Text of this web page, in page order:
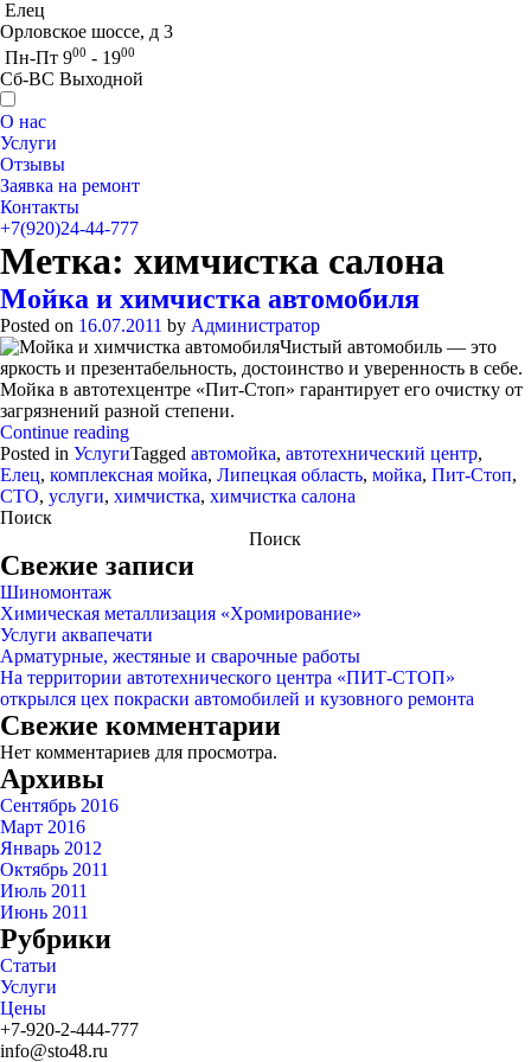
Елец
Орловское шоссе, д 3
Пн-Пт 900 - 1900
Сб-ВС Выходной
О нас
Услуги
Отзывы
Заявка на ремонт
Контакты
+7(920)24-44-777
Метка: химчистка салона
Мойка и химчистка автомобиля
Posted on 16.07.2011 by Администратор
Чистый автомобиль — это
яркость и презентабельность, достоинство и уверенность в себе.
Мойка в автотехцентре «Пит-Стоп» гарантирует его очистку от
загрязнений разной степени.
Continue reading«Мойка
и
химчистка
автомобиля»
Posted in УслугиTagged автомойка, автотехнический центр,
Елец, комплексная мойка, Липецкая область, мойка, Пит-Стоп,
СТО, услуги, химчистка, химчистка салона
Поиск
Поиск
Свежие записи
Шиномонтаж
Химическая металлизация «Хромирование»
Услуги аквапечати
Арматурные, жестяные и сварочные работы
На территории автотехнического центра «ПИТ-СТОП»
открылся цех покраски автомобилей и кузовного ремонта
Свежие комментарии
Нет комментариев для просмотра.
Архивы
Сентябрь 2016
Март 2016
Январь 2012
Октябрь 2011
Июль 2011
Июнь 2011
Рубрики
Статьи
Услуги
Цены
+7-920-2-444-777
info@sto48.ru